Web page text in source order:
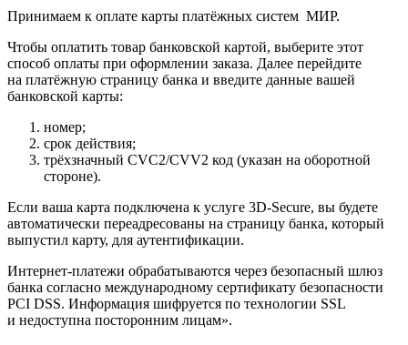
Принимаем к оплате карты платёжных систем МИР.
Чтобы оплатить товар банковской картой, выберите этот
способ оплаты при оформлении заказа. Далее перейдите
на платёжную страницу банка и введите данные вашей
банковской карты:
номер;
срок действия;
трёхзначный CVC2/CVV2 код (указан на оборотной
стороне).
Если ваша карта подключена к услуге 3D-Secure, вы будете
автоматически переадресованы на страницу банка, который
выпустил карту, для аутентификации.
Интернет-платежи обрабатываются через безопасный шлюз
банка согласно международному сертификату безопасности
PCI DSS. Информация шифруется по технологии SSL
и недоступна посторонним лицам».